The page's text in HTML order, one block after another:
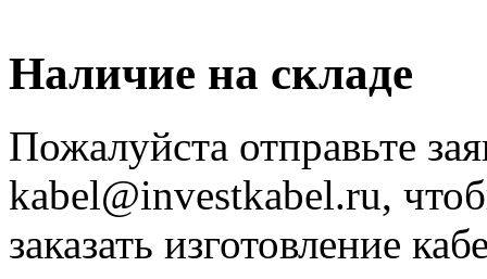
Наличие на складе
Пожалуйста отправьте
kabel@investkabel.ru,
заказать изготовление